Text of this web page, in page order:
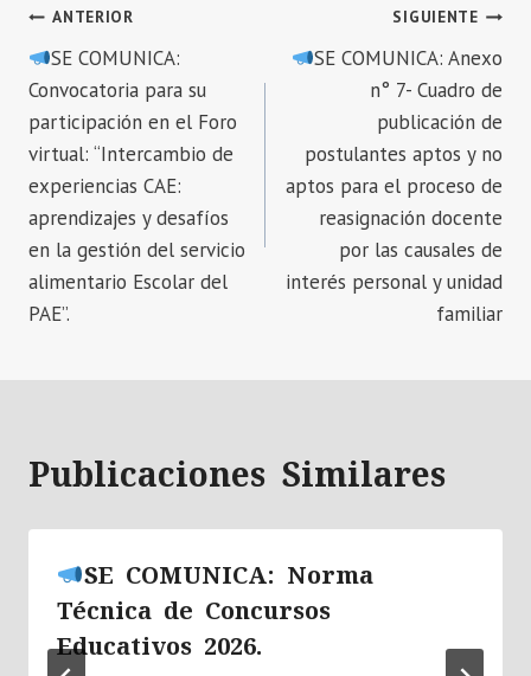
Navegación
de
entradas
ANTERIOR
SE COMUNICA:
Convocatoria para su
participación en el Foro
virtual: “Intercambio de
experiencias CAE:
aprendizajes y desafíos
en la gestión del servicio
alimentario Escolar del
PAE”.
SIGUIENTE
SE COMUNICA: Anexo
n° 7- Cuadro de
publicación de
postulantes aptos y no
aptos para el proceso de
reasignación docente
por las causales de
interés personal y unidad
familiar
Publicaciones Similares
SE COMUNICA: Norma
Técnica de Concursos
Educativos 2026.